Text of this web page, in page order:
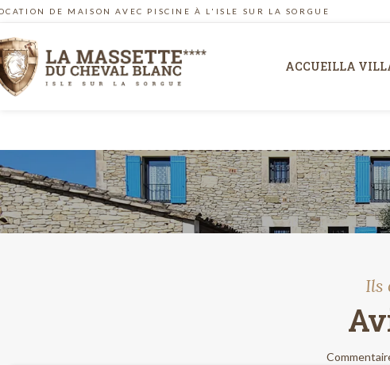
DE MAISON AVEC PISCINE À L'ISLE SUR LA SORGUE
ACCUEILLA
Ils